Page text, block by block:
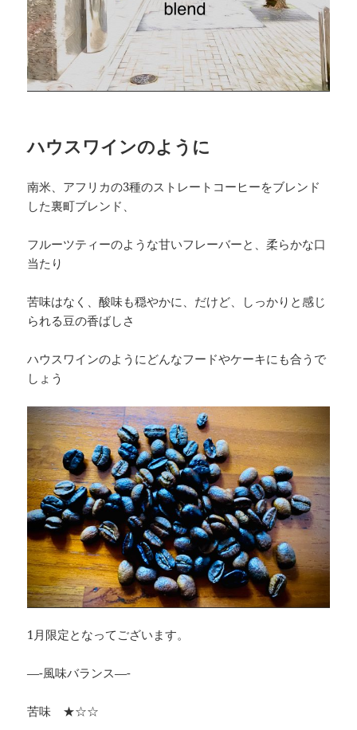
ハウスワインのように
南米、アフリカの3種のストレートコーヒーをブレンド
した裏町ブレンド、
フルーツティーのような甘いフレーバーと、柔らかな口
当たり
苦味はなく、酸味も穏やかに、だけど、しっかりと感じ
られる豆の香ばしさ
ハウスワインのようにどんなフードやケーキにも合うで
しょう
1月限定となってございます。
—-風味バランス—-
苦味 ★☆☆